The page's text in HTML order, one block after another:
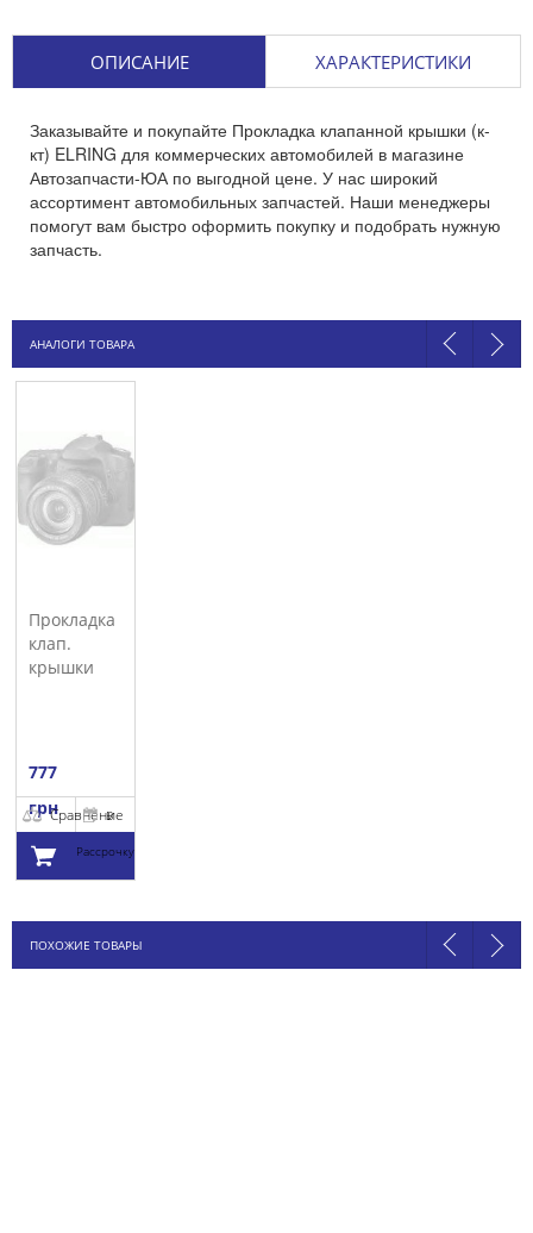
ОПИСАНИЕ ХАРАКТЕРИСТИКИ
Заказывайте и покупайте Прокладка клапанной крышки (к-
кт) ELRING для коммерческих автомобилей в магазине
Автозапчасти-ЮА по выгодной цене. У нас широкий
ассортимент автомобильных запчастей. Наши менеджеры
помогут вам быстро оформить покупку и подобрать нужную
запчасть.
АНАЛОГИ ТОВАРА
Прокладка
клап.
крышки
777
грнСравнение
В
Рассрочку
корзину
ПОХОЖИЕ ТОВАРЫ